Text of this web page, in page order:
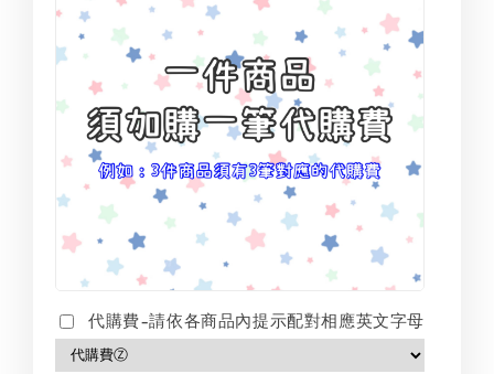
代購費-請依各商品內提示配對相應英文字母